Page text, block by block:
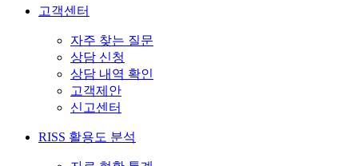
고객센터
자주 찾는 질문
상담 신청
상담 내역 확인
고객제안
신고센터
RISS 활용도 분석